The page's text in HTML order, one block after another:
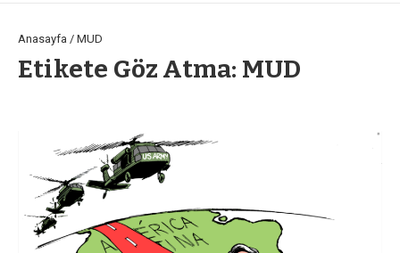
Anasayfa / MUD
Etikete Göz Atma: MUD